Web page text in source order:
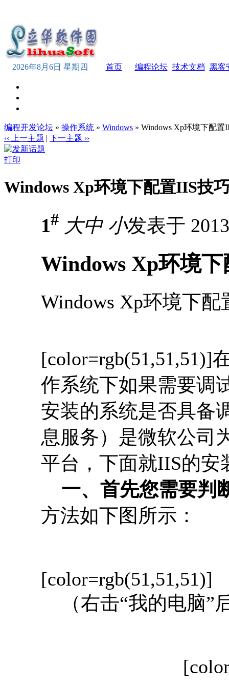
2026年8月6日 星期四 首页 编程论坛 技术文档 黑客
编程开发论坛 » 操作系统 » Windows » Windows Xp环境下配置
‹‹ 上一主题 | 下一主题 ››
打印
Windows Xp环境下配置IIS技
1# 大中 小发表于
Windows Xp环境
Windows Xp环境下
[color=rgb(51,51,51)]
作系统下如果需要调
安装的系统是否具备
息服务）是微软公司
平台，下面就IIS的安
一、首先您需要判
方法如下图所示：
[color=rgb(51,51,51)]
（右击“我的电脑”